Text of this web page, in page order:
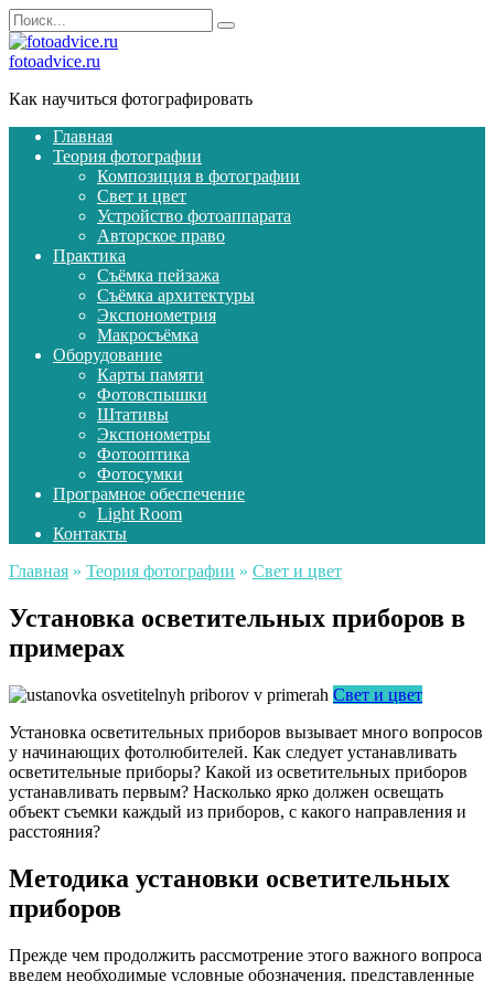
Перейти
к
содержанию
Search
for:
fotoadvice.ru
Как научиться фотографировать
Главная
Теория фотографии
Композиция в фотографии
Свет и цвет
Устройство фотоаппарата
Авторское право
Практика
Съёмка пейзажа
Съёмка архитектуры
Экспонометрия
Макросъёмка
Оборудование
Карты памяти
Фотовспышки
Штативы
Экспонометры
Фотооптика
Фотосумки
Програмное обеспечение
Light Room
Контакты
Главная » Теория фотографии » Свет и цвет
Установка осветительных приборов в
примерах
Свет и цвет
Установка осветительных приборов вызывает много вопросов
у начинающих фотолюбителей. Как следует устанавливать
осветительные приборы? Какой из осветительных приборов
устанавливать первым? Насколько ярко должен освещать
объект съемки каждый из приборов, с какого направления и
расстояния?
Методика установки осветительных
приборов
Прежде чем продолжить рассмотрение этого важного вопроса
введем необходимые условные обозначения, представленные